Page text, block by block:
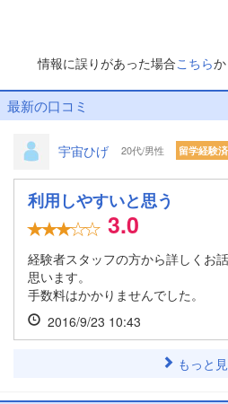
情報に誤りがあった場合こちら
最新の口コミ
宇宙ひげ 20代/男性 留学経験済
利用しやすいと思う
3.0
経験者スタッフの方から詳しくお
思います。
手数料はかかりませんでした。
2016/9/23 10:43
もっと